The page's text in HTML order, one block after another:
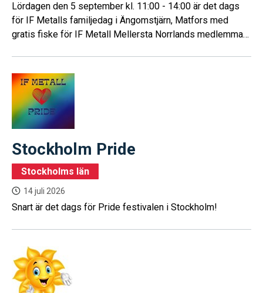
Lördagen den 5 september kl. 11:00 - 14:00 är det dags
för IF Metalls familjedag i Ängomstjärn, Matfors med
gratis fiske för IF Metall Mellersta Norrlands medlemmar
Stockholm Pride
Stockholms län
14 juli 2026
Snart är det dags för Pride festivalen i Stockholm!